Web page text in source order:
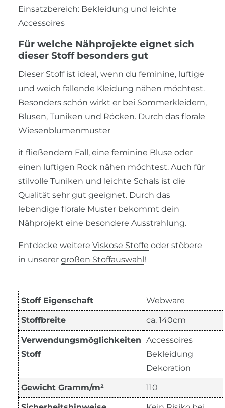
Einsatzbereich: Bekleidung und leichte
Accessoires
Für welche Nähprojekte eignet sich
dieser Stoff besonders gut
Dieser Stoff ist ideal, wenn du feminine, luftige
und weich fallende Kleidung nähen möchtest.
Besonders schön wirkt er bei Sommerkleidern,
Blusen, Tuniken und Röcken. Durch das florale
Wiesenblumenmuster
it fließendem Fall, eine feminine Bluse oder
einen luftigen Rock nähen möchtest. Auch für
stilvolle Tuniken und leichte Schals ist die
Qualität sehr gut geeignet. Durch das
lebendige florale Muster bekommt dein
Nähprojekt eine besondere Ausstrahlung.
Entdecke weitere Viskose Stoffe oder stöbere
in unserer großen Stoffauswahl!
Stoff Eigenschaft Webware
Stoffbreite ca. 140cm
Verwendungsmöglichkeiten
Stoff
Accessoires
Bekleidung
Dekoration
Gewicht Gramm/m² 110